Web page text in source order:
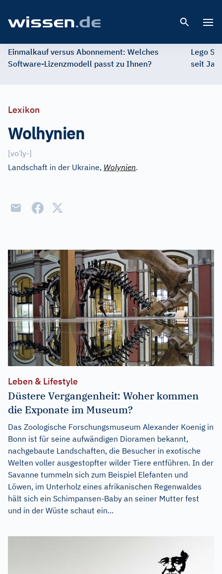
Einmalkauf versus Abonnement: Welches
Software-Lizenzmodell passt zu Ihnen?
Lego
seit
Lexikon
Wolhynien
[voˈly-]
Landschaft in der Ukraine, Wolynien.
Leben & Lifestyle
Düstere Vergangenheit: Woher kommen
die Exponate im Museum?
Das Zoologische Forschungsmuseum Alexander Koenig in
Bonn ist für seine aufwändigen Dioramen bekannt,
nachgebaute Landschaften, die Besucher in exotische
Welten voller ausgestopfter wilder Tiere entführen. In der
Savanne tummeln sich zum Beispiel Elefanten und
Löwen, im Unterholz eines afrikanischen Regenwaldes
hält sich ein Schimpansen-Baby an seiner Mutter fest
und in der Wüste schaut ein...